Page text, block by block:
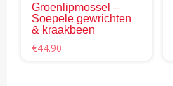
Groenlipmossel –
Soepele gewrichten
& kraakbeen
€44.90